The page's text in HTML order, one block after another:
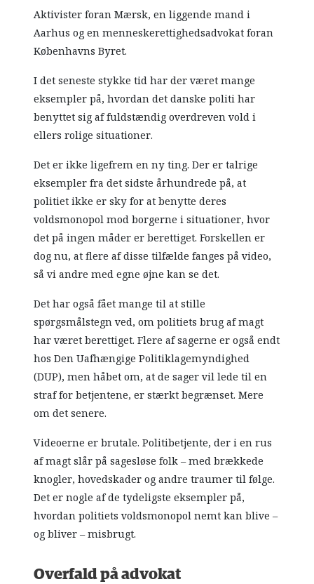
Aktivister foran Mærsk, en liggende mand i
Aarhus og en menneskerettighedsadvokat foran
Københavns Byret.
I det seneste stykke tid har der været mange
eksempler på, hvordan det danske politi har
benyttet sig af fuldstændig overdreven vold i
ellers rolige situationer.
Det er ikke ligefrem en ny ting. Der er talrige
eksempler fra det sidste århundrede på, at
politiet ikke er sky for at benytte deres
voldsmonopol mod borgerne i situationer, hvor
det på ingen måder er berettiget. Forskellen er
dog nu, at flere af disse tilfælde fanges på video,
så vi andre med egne øjne kan se det.
Det har også fået mange til at stille
spørgsmålstegn ved, om politiets brug af magt
har været berettiget. Flere af sagerne er også endt
hos Den Uafhængige Politiklagemyndighed
(DUP), men håbet om, at de sager vil lede til en
straf for betjentene, er stærkt begrænset. Mere
om det senere.
Videoerne er brutale. Politibetjente, der i en rus
af magt slår på sagesløse folk – med brækkede
knogler, hovedskader og andre traumer til følge.
Det er nogle af de tydeligste eksempler på,
hvordan politiets voldsmonopol nemt kan blive –
og bliver – misbrugt.
Overfald på advokat